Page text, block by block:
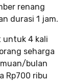
renang
durasi 1 jam.
untuk 4 kali
seharga
bulan
Rp700 ribu